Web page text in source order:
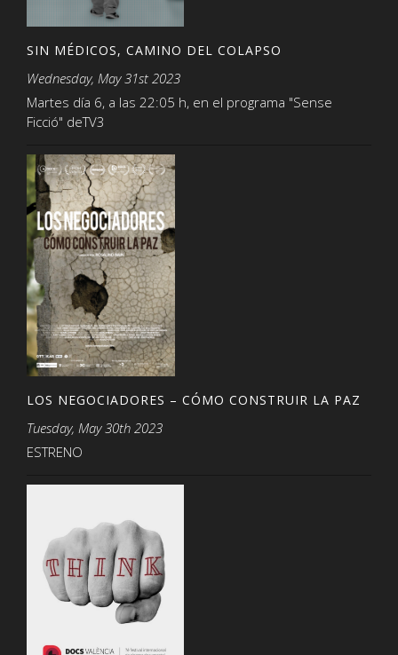
SIN MÉDICOS, CAMINO DEL COLAPSO
Wednesday, May 31st 2023
Martes día 6, a las 22:05 h, en el programa "Sense
Ficció" deTV3
LOS NEGOCIADORES – CÓMO CONSTRUIR LA PAZ
Tuesday, May 30th 2023
ESTRENO